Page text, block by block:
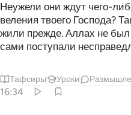
Неужели они ждут чего-
веления твоего Господа?
жили прежде. Аллах не
сами поступали
Тафсиры Уроки
16:34